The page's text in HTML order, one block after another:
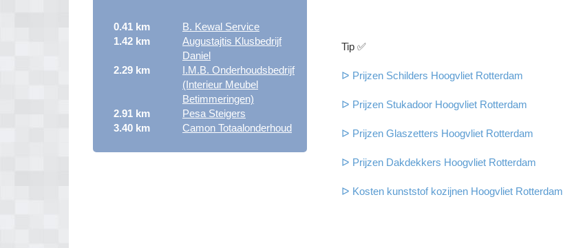
0.41 km
B. Kewal Service
1.42 km
Augustajtis Klusbedrijf
Daniel
2.29 km
I.M.B. Onderhoudsbedrijf
(Interieur Meubel
Betimmeringen)
2.91 km
Pesa Steigers
3.40 km
Camon Totaalonderhoud
Tip ✅
ᐅ Prijzen Schilders Hoogvliet Rotterdam
ᐅ Prijzen Stukadoor Hoogvliet Rotterdam
ᐅ Prijzen Glaszetters Hoogvliet Rotterdam
ᐅ Prijzen Dakdekkers Hoogvliet Rotterdam
ᐅ Kosten kunststof kozijnen Hoogvliet Rotterdam